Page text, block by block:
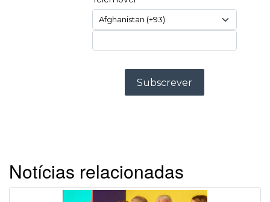
Notícias relacionadas